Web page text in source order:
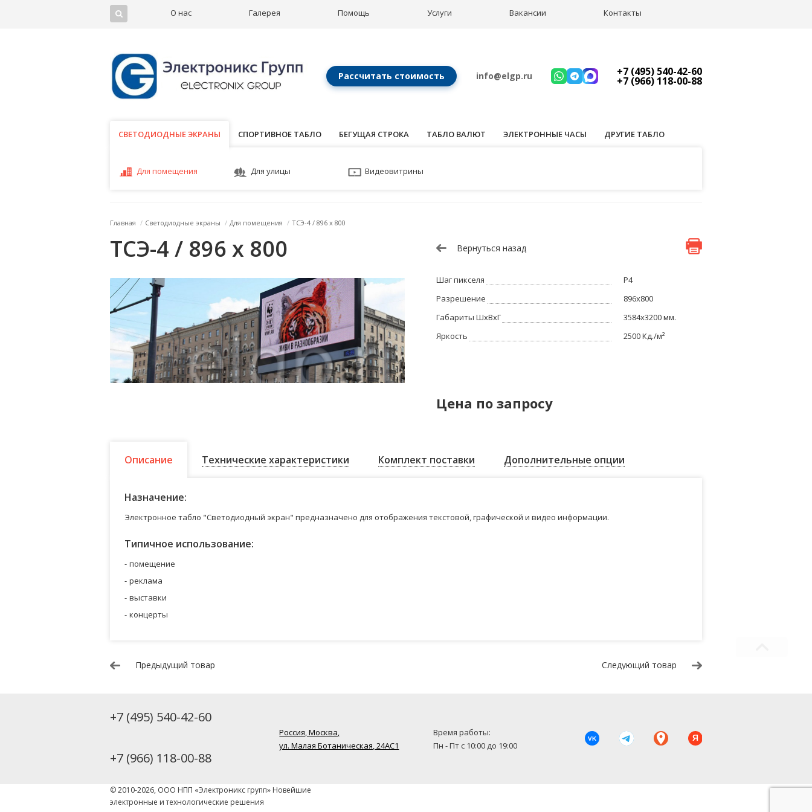
О нас Галерея Помощь Услуги Вакансии Контакты
Рассчитать стоимость info@elgp.ru +7 (495) 540-42-60
+7 (966) 118-00-88
СВЕТОДИОДНЫЕ ЭКРАНЫ
СВЕТОДИОДНЫЕ ЭКРАНЫ СПОРТИВНОЕ ТАБЛО БЕГУЩАЯ СТРОКА ТАБЛО ВАЛЮТ ЭЛЕКТРОННЫЕ ЧАСЫ ДРУГИЕ ТАБЛО
Для помещения Для улицы Видеовитрины
Главная / Светодиодные экраны / Для помещения / ТСЭ-4 / 896 x 800
ТСЭ-4 / 896 x 800 Вернуться назад
Шаг пикселя
P4
Разрешение
896x800
Габариты ШхВхГ
3584x3200 мм.
Яркость
2500 Кд./м²
Цена по запросу
Описание Технические характеристики Комплект поставки Дополнительные опции
Назначение:
Электронное табло "Светодиодный экран" предназначено для отображения текстовой, графической и видео информации.
Типичное использование:
помещение
реклама
выставки
концерты
Предыдущий товар Следующий товар
+7 (495) 540-42-60
+7 (966) 118-00-88
Россия, Москва,
ул. Малая Ботаническая, 24AC1
Время работы:
Пн - Пт с 10:00 до 19:00
VK Я
© 2010-2026, ООО НПП «Электроникс групп» Новейшие
электронные и технологические решения